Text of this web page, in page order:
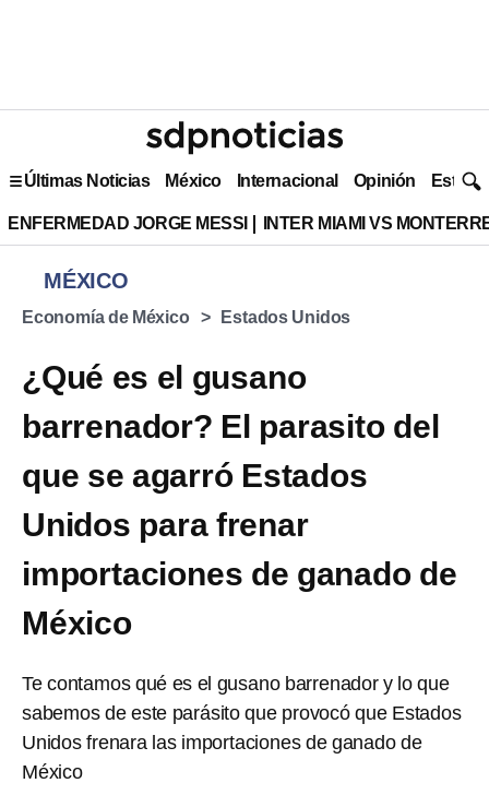
Últimas Noticias México Internacional Opinión Estilo
ENFERMEDAD JORGE MESSI INTER MIAMI VS
MÉXICO
Economía de México Estados Unidos
¿Qué es el gusano
barrenador? El parasito del
que se agarró Estados
Unidos para frenar
importaciones de ganado de
México
Te contamos qué es el gusano barrenador y lo que
sabemos de este parásito que provocó que Estados
Unidos frenara las importaciones de ganado de
México